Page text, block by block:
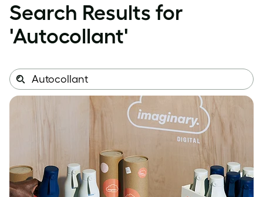
Search Results for
'Autocollant'
Search
this
Search